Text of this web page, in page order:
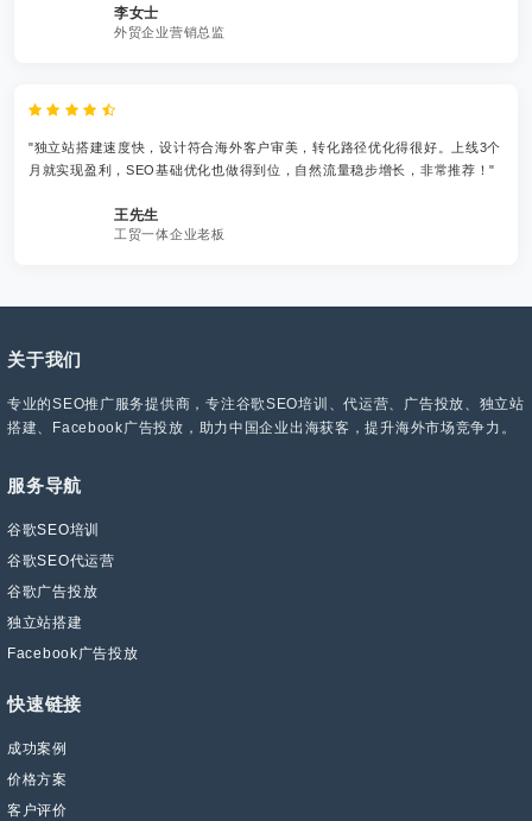
李女士
外贸企业营销总监
"独立站搭建速度快，设计符合海外客户审美，转化路径优化得很好。上线3个
月就实现盈利，SEO基础优化也做得到位，自然流量稳步增长，非常推荐！"
王先生
工贸一体企业老板
关于我们
专业的SEO推广服务提供商，专注谷歌SEO培训、代运营、广告投放、独立站
搭建、Facebook广告投放，助力中国企业出海获客，提升海外市场竞争力。
服务导航
谷歌SEO培训
谷歌SEO代运营
谷歌广告投放
独立站搭建
Facebook广告投放
快速链接
成功案例
价格方案
客户评价